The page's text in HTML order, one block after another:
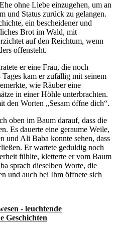
ohne Liebe einzugehen, um an
und Status zurück zu gelangen.
ein bescheidener und
Brot im Wald, mit
auf den Reichtum, wenn
offensteht.
er eine Frau, die noch
kam er zufällig mit seinem
wie Räuber eine
in einer Höhle unterbrachten.
den Worten „Sesam öffne dich“.
oben im Baum darauf, dass die
Es dauerte eine geraume Weile,
und Ali Baba konnte sehen, dass
Er wartete geduldig noch
fühlte, kletterte er vom Baum
sprach dieselben Worte, die
und auch bei Ihm öffnete sich
- leuchtende
Geschichten